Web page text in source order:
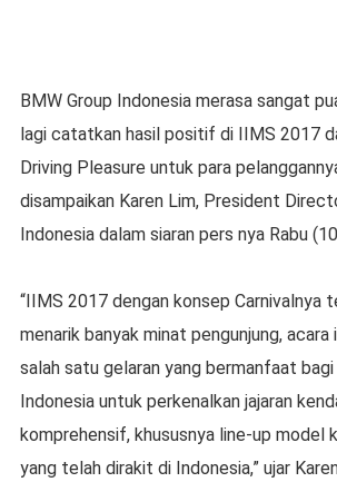
BMW Group Indonesia merasa sangat
lagi catatkan hasil positif di IIMS 2017
Driving Pleasure untuk para
disampaikan Karen Lim, President
Indonesia dalam siaran pers nya Rabu
“IIMS 2017 dengan konsep Carnivalnya
menarik banyak minat pengunjung, acara
salah satu gelaran yang bermanfaat bagi
Indonesia untuk perkenalkan jajaran
komprehensif, khususnya line-up model
yang telah dirakit di Indonesia,” ujar